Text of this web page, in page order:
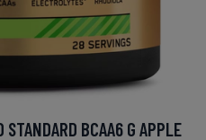
BCAA6 G APPLE